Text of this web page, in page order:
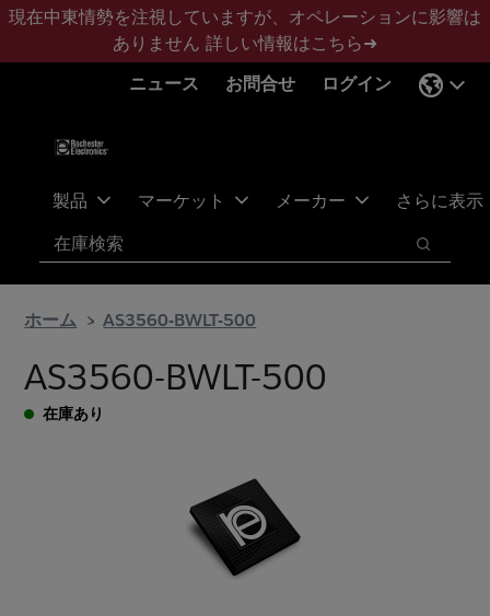
メ
ン
フ
タ
現在中東情勢を注視していますが、オペレーションに影響は
ありません 詳しい情報はこちら➜
ニュース
お問合せ ログイン
製品 マーケット メーカー さらに表示
検索
検索
ホーム AS3560-BWLT-500
AS3560-BWLT-500
在庫あり